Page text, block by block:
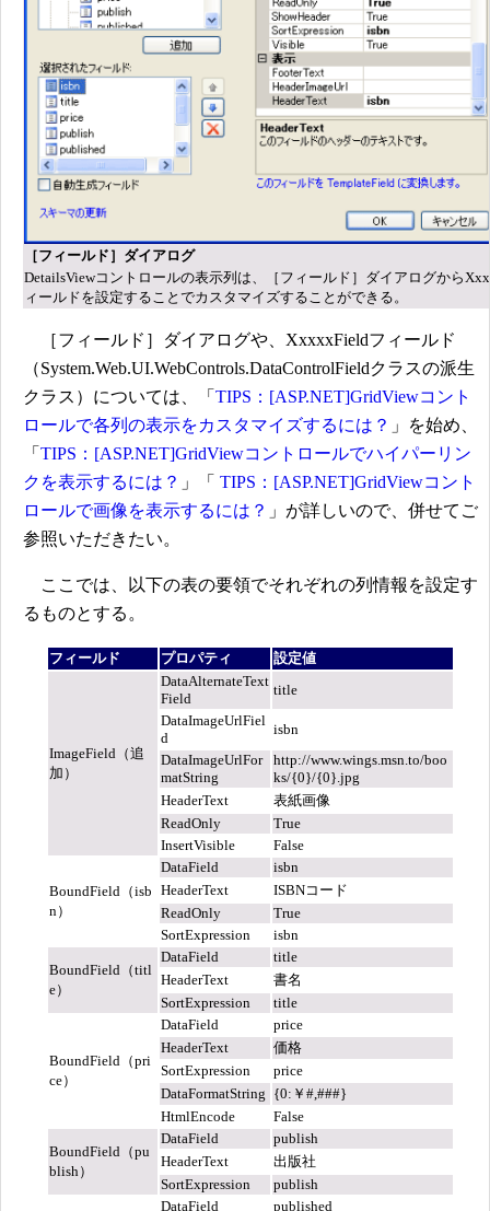
［フィールド］ダイアログ
DetailsViewコントロールの表示列は、［フィールド］ダイアログから
ィールドを設定することでカスタマイズすることができる。
［フィールド］ダイアログや、XxxxxFieldフィールド
（System.Web.UI.WebControls.DataControlFieldクラスの派生
クラス）については、「 TIPS：[ASP.NET]GridViewコント
ロールで各列の表示をカスタマイズするには？ 」を始め、
「 TIPS：[ASP.NET]GridViewコントロールでハイパーリン
クを表示するには？ 」「 TIPS：[ASP.NET]GridViewコント
ロールで画像を表示するには？ 」が詳しいので、併せてご
参照いただきたい。
ここでは、以下の表の要領でそれぞれの列情報を設定す
るものとする。
フィールド プロパティ 設定値
ImageField（追
加）
DataAlternateText
Field
title
DataImageUrlFiel
d
isbn
DataImageUrlFor
matString
http://www.wings.msn.to/boo
ks/{0}/{0}.jpg
HeaderText
表紙画像
ReadOnly
True
InsertVisible
False
BoundField（isb
n）
DataField
isbn
HeaderText
ISBNコード
ReadOnly
True
SortExpression
isbn
BoundField（titl
e）
DataField
title
HeaderText
書名
SortExpression
title
BoundField（pri
ce）
DataField
price
HeaderText
価格
SortExpression
price
DataFormatString {0:￥#,###}
HtmlEncode
False
BoundField（pu
blish）
DataField
publish
HeaderText
出版社
SortExpression
publish
DataField
published